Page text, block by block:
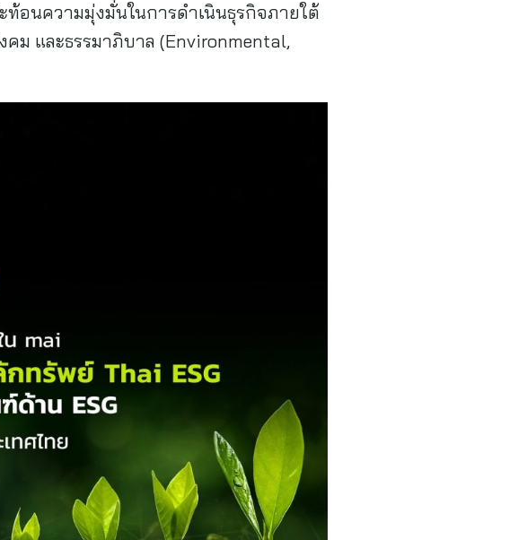
อนความมุ่งมั่นในการดำเนินธุรกิจภายใต้
และธรรมาภิบาล (Environmental,